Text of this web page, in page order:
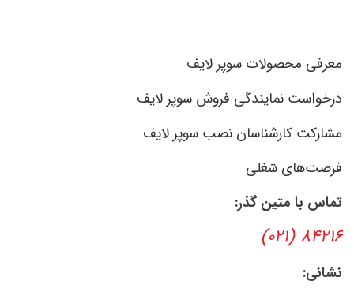
معرفی محصولات سوپر لایف
درخواست نمایندگی فروش سوپر لایف
مشارکت کارشناسان نصب سوپر لایف
فرصت‌های شغلی
تماس با متین گذر:
۸۴۲۱۶ (۰۲۱)
نشانی: